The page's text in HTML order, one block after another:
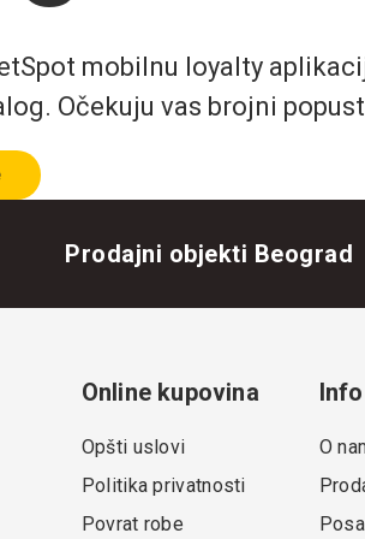
mobilnu loyalty
Očekuju vas brojni
Prodajni objekti Beograd
Online kupovina
Opšti uslovi
Politika privatnosti
Povrat robe
Info
O